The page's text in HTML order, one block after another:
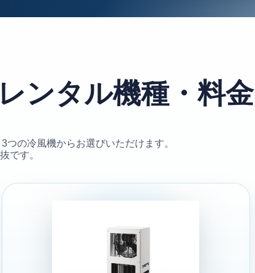
レンタル機種・料金
の冷風機からお選びいただけます。
です。